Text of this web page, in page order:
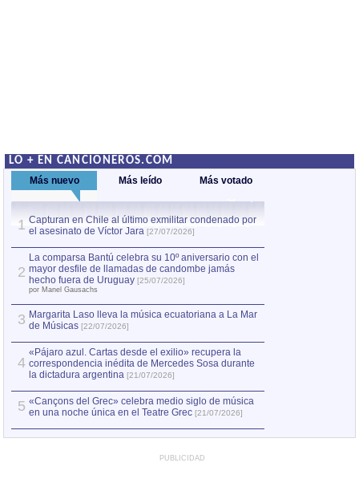
LO + EN CANCIONEROS.COM
Más nuevo Más leído Más votado
1 Capturan en Chile al último exmilitar condenado por
el asesinato de Víctor Jara [27/07/2026]
2
La comparsa Bantú celebra su 10º aniversario con el
mayor desfile de llamadas de candombe jamás
hecho fuera de Uruguay [25/07/2026]
por Manel Gausachs
3 Margarita Laso lleva la música ecuatoriana a La Mar
de Músicas [22/07/2026]
4
«Pájaro azul. Cartas desde el exilio» recupera la
correspondencia inédita de Mercedes Sosa durante
la dictadura argentina [21/07/2026]
5 «Cançons del Grec» celebra medio siglo de música
en una noche única en el Teatre Grec [21/07/2026]
PUBLICIDAD